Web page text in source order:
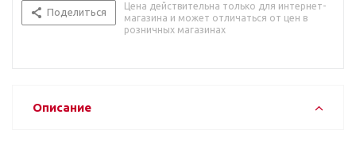
Поделиться
Цена действительна только для интернет-
магазина и может отличаться от цен в
розничных магазинах
Описание